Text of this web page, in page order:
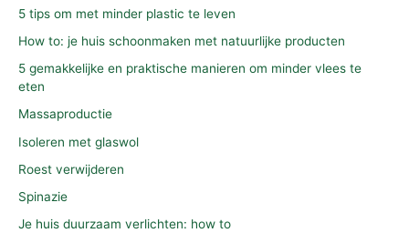
5 tips om met minder plastic te leven
How to: je huis schoonmaken met natuurlijke producten
5 gemakkelijke en praktische manieren om minder vlees te
eten
Massaproductie
Isoleren met glaswol
Roest verwijderen
Spinazie
Je huis duurzaam verlichten: how to